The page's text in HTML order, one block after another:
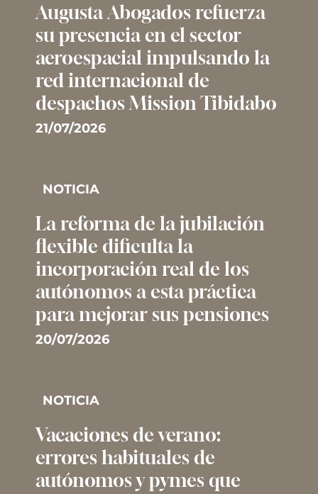
Augusta Abogados refuerza
su presencia en el sector
aeroespacial impulsando la
red internacional de
despachos Mission Tibidabo
21/07/2026
NOTICIA
La reforma de la jubilación
flexible dificulta la
incorporación real de los
autónomos a esta práctica
para mejorar sus pensiones
20/07/2026
NOTICIA
Vacaciones de verano:
errores habituales de
autónomos y pymes que